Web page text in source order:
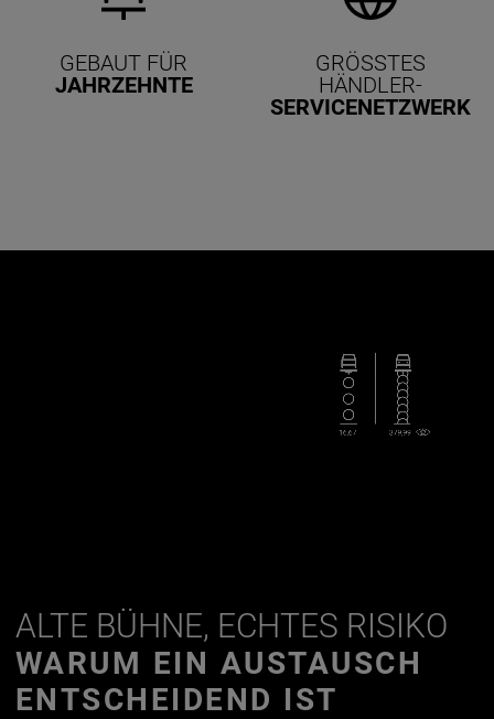
GEBAUT FÜR
JAHRZEHNTE
GRÖSSTES H
ÄNDLER-
SERVICE­NETZWERK
ALTE BÜHNE, ECHTES RISIKO
WARUM EIN AUSTAUSCH
ENTSCHEIDEND IST